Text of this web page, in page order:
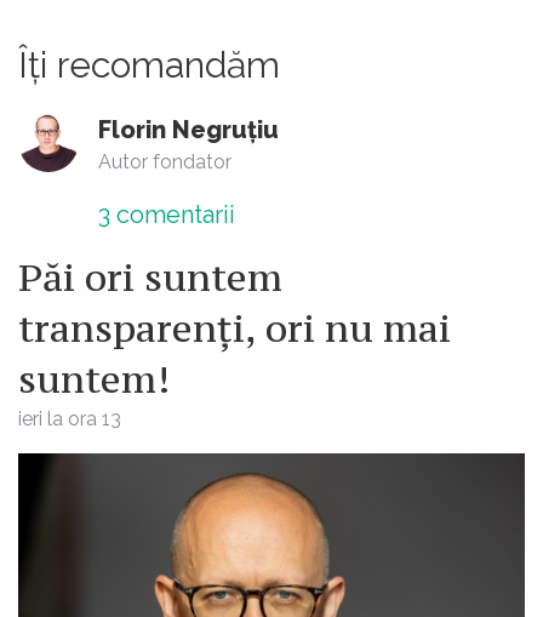
Îți recomandăm
Florin Negruțiu
Autor fondator
3 comentarii
Păi ori suntem
transparenți, ori nu mai
suntem!
ieri la ora 13